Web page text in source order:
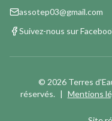
assotep03@gmail.com
Suivez-nous sur
© 2026Terres
réservés. | Mentions